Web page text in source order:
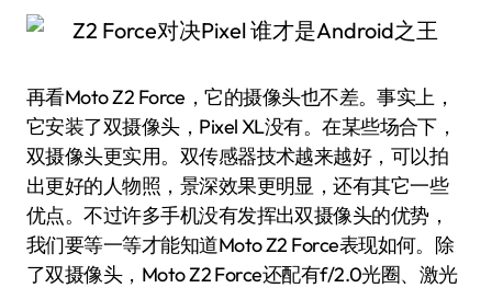
再看Moto Z2 Force，它的摄像头也不差。事实上，
它安装了双摄像头，Pixel XL没有。在某些场合下，
双摄像头更实用。双传感器技术越来越好，可以拍
出更好的人物照，景深效果更明显，还有其它一些
优点。不过许多手机没有发挥出双摄像头的优势，
我们要等一等才能知道Moto Z2 Force表现如何。除
了双摄像头，Moto Z2 Force还配有f/2.0光圈、激光